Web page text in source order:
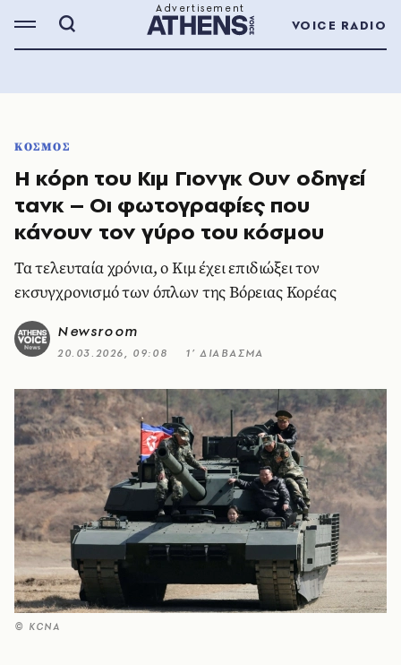
VOICE RADIO
ΚΟΣΜΟΣ
Η κόρη του Κιμ Γιονγκ Ουν οδηγεί
τανκ – Οι φωτογραφίες που
κάνουν τον γύρο του κόσμου
Τα τελευταία χρόνια, ο Κιμ έχει επιδιώξει τον
εκσυγχρονισμό των όπλων της Βόρειας Κορέας
Newsroom
20.03.2026, 09:08 1’ ΔΙΑΒΑΣΜΑ
© KCNA